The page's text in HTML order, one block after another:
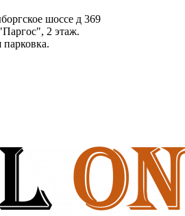
шоссе д 369
2 этаж.
парковка.